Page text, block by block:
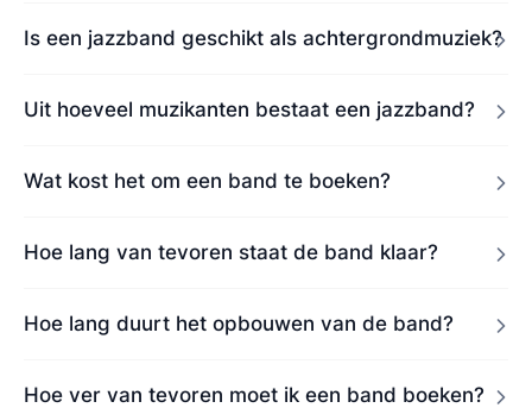
Is een jazzband geschikt als achtergrondmuziek?
Uit hoeveel muzikanten bestaat een jazzband?
Wat kost het om een band te boeken?
Hoe lang van tevoren staat de band klaar?
Hoe lang duurt het opbouwen van de band?
Hoe ver van tevoren moet ik een band boeken?